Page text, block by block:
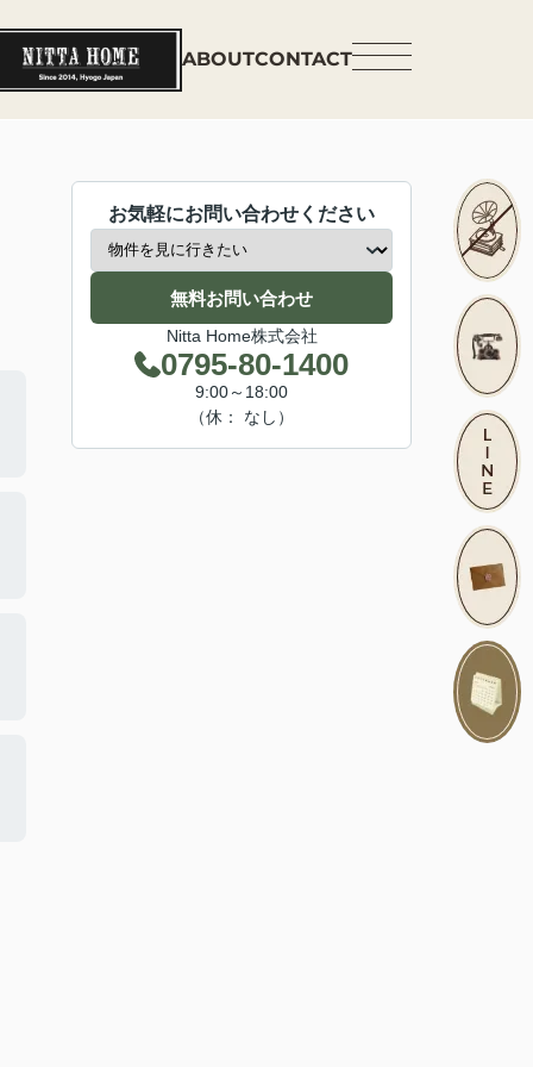
ABOUTCONTACT
お気軽にお問い合わせください
無料お問い合わせ
Nitta Home株式会社
0795-80-1400
9:00～18:00
（休： なし）